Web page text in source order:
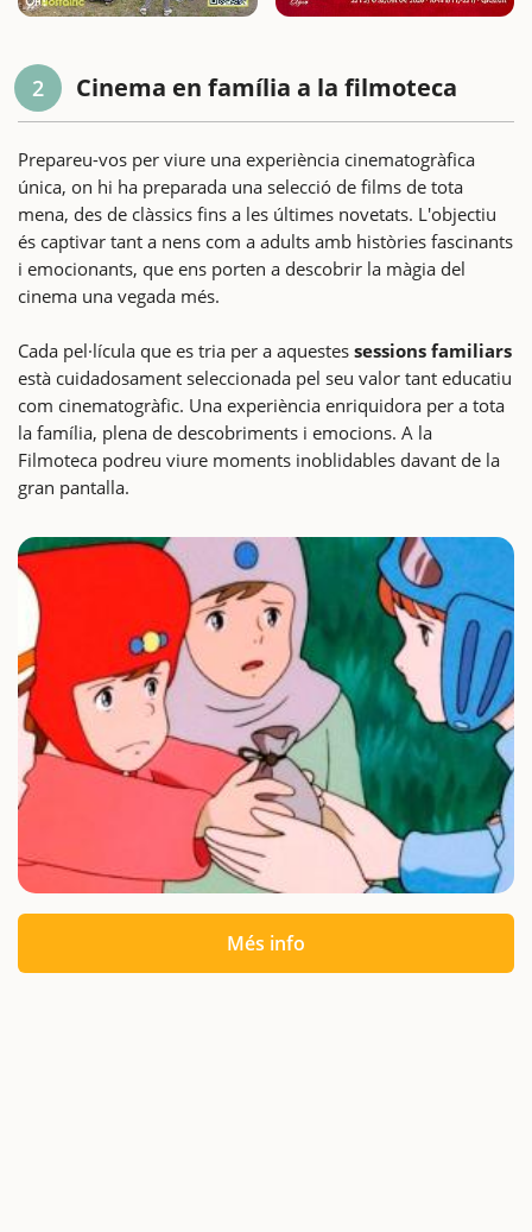
2 Cinema en família a la filmoteca
Prepareu-vos per viure una experiència cinematogràfica
única, on hi ha preparada una selecció de films de tota
mena, des de clàssics fins a les últimes novetats. L'objectiu
és captivar tant a nens com a adults amb històries fascinants
i emocionants, que ens porten a descobrir la màgia del
cinema una vegada més.
Cada pel·lícula que es tria per a aquestes sessions familiars
està cuidadosament seleccionada pel seu valor tant educatiu
com cinematogràfic. Una experiència enriquidora per a tota
la família, plena de descobriments i emocions. A la
Filmoteca podreu viure moments inoblidables davant de la
gran pantalla.
Més info